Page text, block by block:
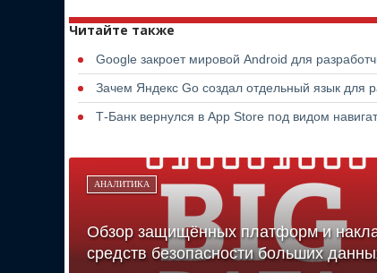
Читайте также
Google закроет мировой Android для
Зачем Яндекс Go создал отдельный язык для
Т-Банк вернулся в App Store под видом
АНАЛИТИКА
Обзор защищённых платформ и
средств безопасности больших